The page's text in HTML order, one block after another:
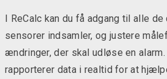
I ReCalc kan du få adgang til alle
sensorer indsamler, og justere
ændringer, der skal udløse en
rapporterer data i realtid for at